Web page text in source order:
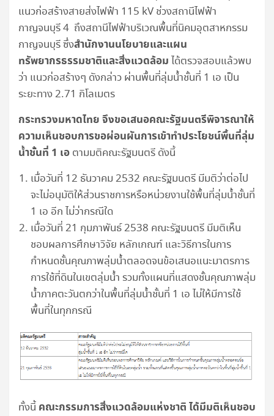
แนวก่อสร้างสายส่งไฟฟ้า 115 kV ช่วงสถานีไฟฟ้า
กาญจนบุรี 4 ถึงสถานีไฟฟ้าบริเวณพื้นที่นิคมอุตสาหกรรม
กาญจนบุรี ซึ่งสำนักงานนโยบายและแผน
ทรัพยากรธรรมชาติและสิ่งแวดล้อม ได้ตรวจสอบแล้วพบ
ว่า แนวก่อสร้างๆ ดังกล่าว ผ่านพื้นที่ลุ่มน้ำชั้นที่ 1 เอ เป็น
ระยะทาง 2.71 กิโลเมตร
กระทรวงมหาดไทย จึงขอเสนอคณะรัฐมนตรีพิจารณาให้
ความเห็นชอบการขอผ่อนผันการเข้าทำประโยชน์พื้นที่ลุ่ม
น้ำชั้นที่ 1 เอ ตามมติคณะรัฐมนตรี ดังนี้
เมื่อวันที่ 12 ธันวาคม 2532 คณะรัฐมนตรี มีมติว่าต่อไป
จะไม่อนุมัติให้ส่วนราชการหรือหน่วยงานใช้พื้นที่ลุ่มน้ำชั้นที่
1 เอ อีก ไม่ว่ากรณีใด
เมื่อวันที่ 21 กุมภาพันธ์ 2538 คณะรัฐมนตรี มีมติเห็น
ชอบผลการศึกษาวิจัย หลักเกณฑ์ และวิธีการในการ
กำหนดชั้นคุณภาพลุ่มน้ำตลอดจนข้อเสนอแนะมาตรการ
การใช้ที่ดินในเขตลุ่มน้ำ รวมทั้งแผนที่แสดงชั้นคุณภาพลุ่ม
น้ำภาคตะวันตกว่าในพื้นที่ลุ่มน้ำชั้นที่ 1 เอ ไม่ให้มีการใช้
พื้นที่ในทุกกรณี
ทั้งนี้ คณะกรรมการสิ่งแวดล้อมแห่งชาติ ได้มีมติเห็นชอบ